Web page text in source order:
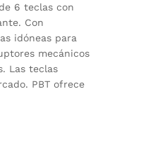
6 teclas con
Con
idóneas para
mecánicos
Las teclas
PBT ofrece